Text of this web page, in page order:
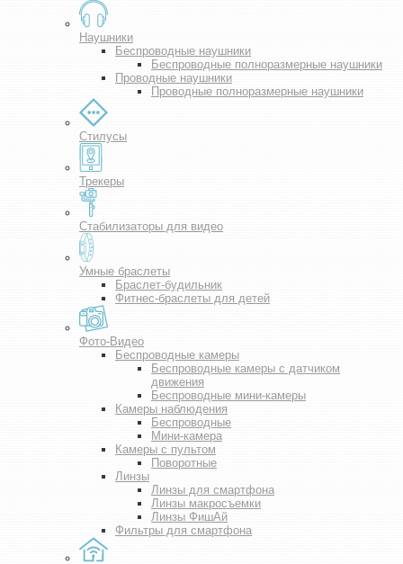
Наушники
Беспроводные наушники
Беспроводные полноразмерные наушники
Проводные наушники
Проводные полноразмерные наушники
Стилусы
Трекеры
Стабилизаторы для видео
Умные браслеты
Браслет-будильник
Фитнес-браслеты для детей
Фото-Видео
Беспроводные камеры
Беспроводные камеры с датчиком
движения
Беспроводные мини-камеры
Камеры наблюдения
Беспроводные
Мини-камера
Камеры с пультом
Поворотные
Линзы
Линзы для смартфона
Линзы макросъемки
Линзы ФишАй
Фильтры для смартфона